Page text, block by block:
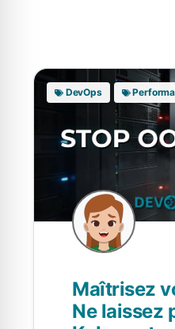
DevOps
Maîtrisez
Ne laissez